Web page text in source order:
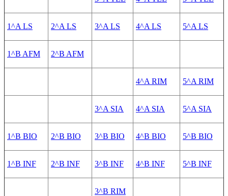
1^A LS 2^A LS 3^A LS 4^A LS 5^A LS
1^B AFM 2^B AFM
4^A RIM 5^A RIM
3^A SIA 4^A SIA 5^A SIA
1^B BIO 2^B BIO 3^B BIO 4^B BIO 5^B BIO
1^B INF 2^B INF 3^B INF 4^B INF 5^B INF
3^B RIM